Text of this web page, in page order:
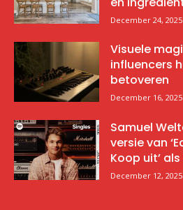
December 24, 2025
Visuele
influencers
betoveren
December 16, 2025
Samuel
versie van
Koop uit’
December 12, 2025